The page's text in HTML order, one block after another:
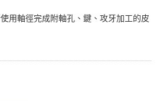
用軸徑完成附軸孔、鍵、攻牙加工的皮
大型機械到影印機或印表機等OA設備